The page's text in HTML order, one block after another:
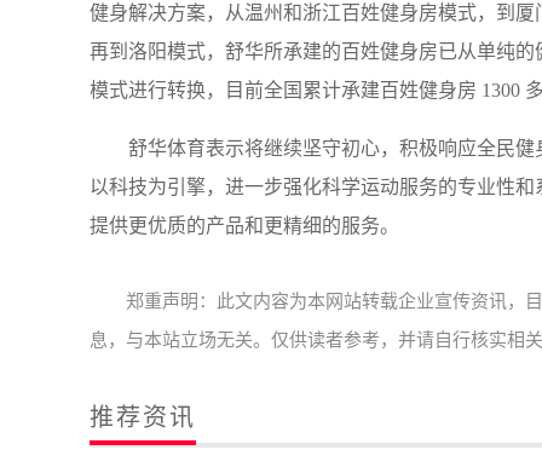
健身解决方案，从温州和浙江百姓健身房模式，到厦
再到洛阳模式，舒华所承建的百姓健身房已从单纯的
模式进行转换，目前全国累计承建百姓健身房 1300
舒华体育表示将继续坚守初心，积极响应全民健
以科技为引擎，进一步强化科学运动服务的专业性和
提供更优质的产品和更精细的服务。
郑重声明：此文内容为本网站转载企业宣传资讯，
息，与本站立场无关。仅供读者参考，并请自行核实相
推荐资讯